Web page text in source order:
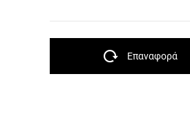
Επαναφορά